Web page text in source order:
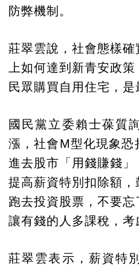
防弊機制。
莊翠雲說，社會態樣
上如何達到新青安政
民眾購買自用住宅，是
國民黨立委賴士葆質
漲，社會M型化現象恐
進去股市「用錢賺錢
提高薪資特別扣除額
跑去投資股票，不要
讓有錢的人多課稅，考
莊翠雲表示，薪資特